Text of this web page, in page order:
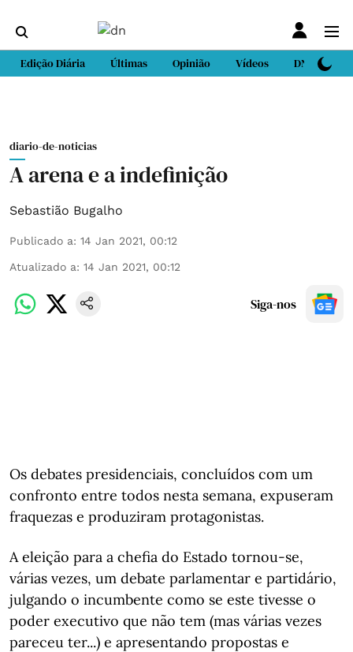
Edição Diária Últimas Opinião Vídeos DN Sport
diario-de-noticias
A arena e a indefinição
Sebastião Bugalho
Publicado a: 14 Jan 2021, 00:12
Atualizado a: 14 Jan 2021, 00:12
Siga-nos
Os debates presidenciais, concluídos com um
confronto entre todos nesta semana, expuseram
fraquezas e produziram protagonistas.
A eleição para a chefia do Estado tornou-se,
várias vezes, um debate parlamentar e partidário,
julgando o incumbente como se este tivesse o
poder executivo que não tem (mas várias vezes
pareceu ter...) e apresentando propostas e